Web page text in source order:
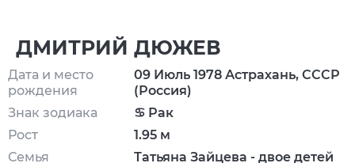
ДМИТРИЙ ДЮЖЕВ
Дата и место
рождения
Знак зодиака
Рост
Семья
09 Июль 1978 Астрахань, СССР
(Россия)
♋ Рак
1.95 м
Татьяна Зайцева - двое детей